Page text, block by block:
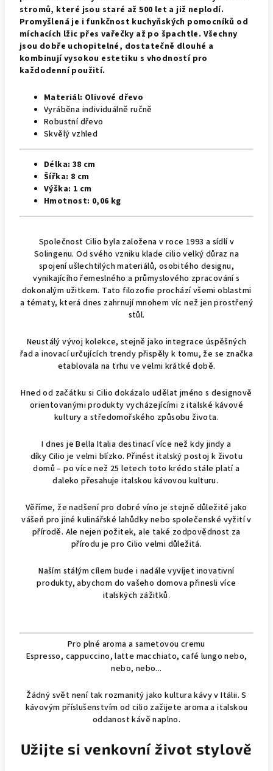
stromů, které jsou staré až 500 let a již neplodí.
Promyšlená je i funkčnost kuchyňských pomocníků od
míchacích lžic přes vařečky až po špachtle. Všechny
jsou dobře uchopitelné, dostatečně dlouhé a
kombinují vysokou estetiku s vhodností pro
každodenní použití.
Materiál: Olivové dřevo
Vyráběna individuálně ručně
Robustní dřevo
Skvělý vzhled
Délka: 38 cm
Šířka: 8 cm
Výška: 1 cm
Hmotnost: 0,06 kg
Společnost Cilio byla založena v roce 1993 a sídlí v
Solingenu. Od svého vzniku klade cilio velký důraz na
spojení ušlechtilých materiálů, osobitého designu,
vynikajícího řemeslného a průmyslového zpracování s
dokonalým užitkem. Tato filozofie prochází všemi oblastmi
a tématy, která dnes zahrnují mnohem víc než jen prostřený
stůl.
Neustálý vývoj kolekce, stejně jako integrace úspěšných
řad a inovací určujících trendy přispěly k tomu, že se značka
etablovala na trhu ve velmi krátké době.
Hned od začátku si Cilio dokázalo udělat jméno s designově
orientovanými produkty vycházejícími z italské kávové
kultury a středomořského způsobu života.
I dnes je Bella Italia destinací více než kdy jindy a
díky Cilio je velmi blízko. Přinést italský postoj k životu
domů – po více než 25 letech toto krédo stále platí a
daleko přesahuje italskou kávovou kulturu.
Věříme, že nadšení pro dobré víno je stejně důležité jako
vášeň pro jiné kulinářské lahůdky nebo společenské vyžití v
přírodě. Ale nejen požitek, ale také zodpovědnost za
přírodu je pro Cilio velmi důležitá.
Naším stálým cílem bude i nadále vyvíjet inovativní
produkty, abychom do vašeho domova přinesli více
italských zážitků.
Pro plné aroma a sametovou cremu
Espresso, cappuccino, latte macchiato, café lungo nebo,
nebo, nebo...
Žádný svět není tak rozmanitý jako kultura kávy v Itálii. S
kávovým příslušenstvím od cilio zažijete aroma a italskou
oddanost kávě naplno.
Užijte si venkovní život stylově